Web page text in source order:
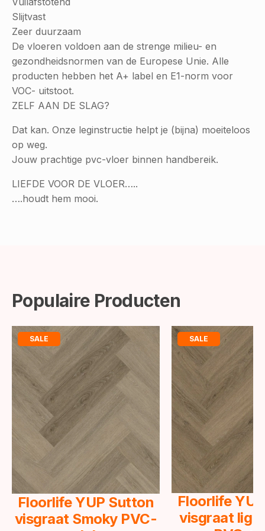
Slijtvast
Zeer duurzaam
De vloeren voldoen aan de strenge milieu- en
gezondheidsnormen van de Europese Unie. Alle
producten hebben het A+ label en E1-norm voor
VOC- uitstoot.
ZELF AAN DE SLAG?
Dat kan. Onze leginstructie helpt je (bijna) moeiteloos
op weg.
Jouw prachtige pvc-vloer binnen handbereik.
LIEFDE VOOR DE VLOER…..
….houdt hem mooi.
Populaire Producten
SALE
Floorlife YUP Sutton
visgraat Smoky PVC-
SALE
Floorlife
visgraat